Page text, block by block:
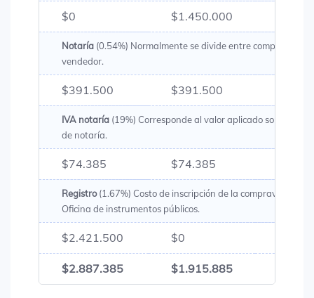
$0 $1.450.000
Notaría (0.54%) Normalmente se divide entre comprador y
vendedor.
$391.500 $391.500
IVA notaría (19%) Corresponde al valor aplicado sobre los
de notaría.
$74.385 $74.385
Registro(1.67%) Costo de inscripción de la compraventa en
Oficina de instrumentos públicos.
$2.421.500 $0
$2.887.385 $1.915.885